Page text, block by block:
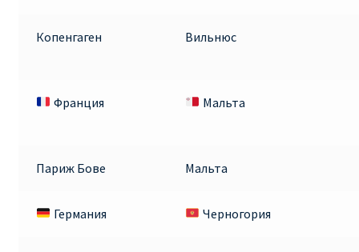
Копенгаген
Вильнюс
Франция Мальта
Париж Бове Мальта
Германия Черногория